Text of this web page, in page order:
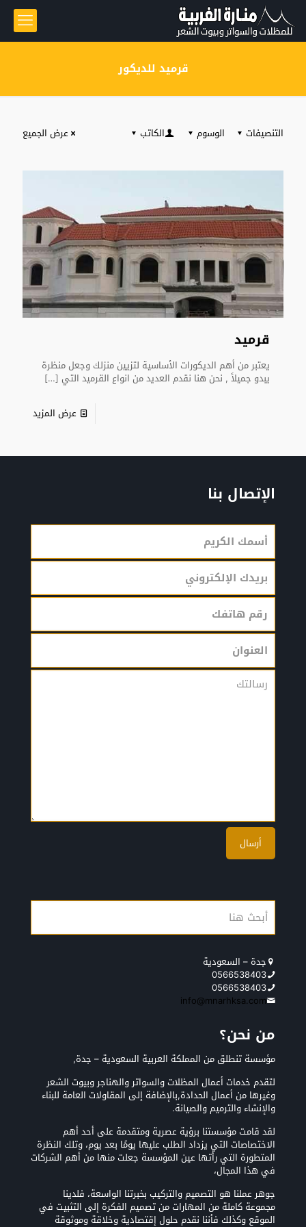
قرميد للديكور
التنصيفات الوسوم الكاتب عرض الجميع
قرميد
يعتبر من أهم الديكورات الأساسية لتزيين منزلك وجعل منظرة
يبدو جميلاً , نحن هنا نقدم العديد من انواع القرميد التي […]
عرض المزيد
الإتصال بنا
جدة – السعودية
0566538403
0566538403
info@mnarhksa.com
من نحن؟
مؤسسة تنطلق من المملكة العربية السعودية – جدة,
لتقدم خدمات أعمال المظلات والسواتر والهناجر وبيوت الشعر
وغيرها من أعمال الحدادة,بالإضافة إلى المقاولات العامة للبناء
والإنشاء والترميم والصيانة.
لقد قامت مؤسستنا برؤية عصرية ومتقدمة على أحد أهم
الاختصاصات التي يزداد الطلب عليها يومًا بعد يوم، وتلك النظرة
المتطورة التي رأتها عين المؤسسة جعلت منها من أهم الشركات
في هذا المجال،
جوهر عملنا هو التصميم والتركيب بخبرتنا الواسعة، فلدينا
مجموعة كاملة من المهارات من تصميم الفكرة إلى التثبيت في
الموقع وكذلك فأننا نقدم حلول إقتصادية وخلاقة وموثوقة